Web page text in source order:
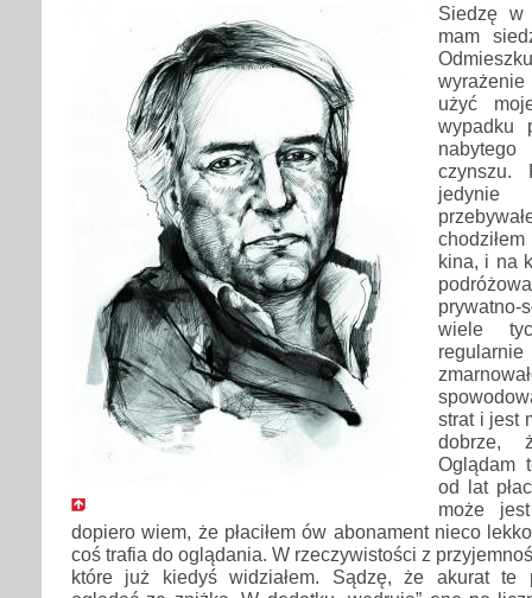
Siedzę w
mam
użyć
wypadku
czynszu.
kina, i na
wiele
regularnie
strat i jest
dobrze,
Oglądam
od lat
może
dopiero wiem, że płaciłem ów abonament nieco
coś trafia do oglądania. W rzeczywistości z
które już kiedyś widziałem. Sądzę, że akurat te